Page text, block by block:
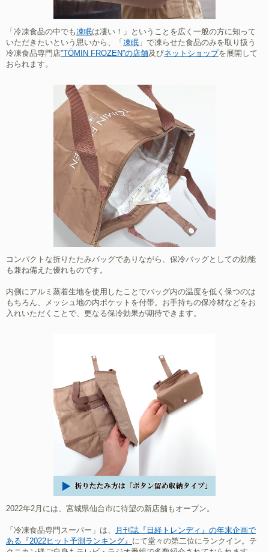
「冷凍食品の中でも凍眠は凄い！」ということを広く一般の方に知って
いただきたいという思いから、「 凍眠 」で凍らせた食品のみを取り扱う
冷凍食品専門店”TŌMIN FROZEN”の店舗及びネットショップを展開して
おられます。
コンパクトな折りたたみバッグでありながら、保冷バッグとしての効能
も兼ね備えた優れものです。
内側にアルミ蒸着生地を使用したことでバッグ内の温度を低く保つのは
もちろん、メッシュ地の内ポケットを付帯。お手持ちの保冷材などをお
入れいただくことで、更なる保冷効果が期待できます。
2022年2月には、宮城県仙台市に待望の新店舗もオープン。
「冷凍食品専門スーパー」は、
月刊誌『日経トレンディ』の年末企画で
ある『2022ヒット予測ランキング』 にて堂々の第二位にランクイン。テ